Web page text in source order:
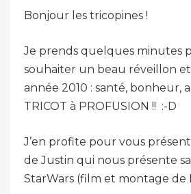
Bonjour les tricopines !
Je prends quelques minutes
souhaiter un beau réveillon
année 2010 : santé, bonheur,
TRICOT à PROFUSION !! :-D
J’en profite pour vous
de Justin qui nous présente
StarWars (film et montage de